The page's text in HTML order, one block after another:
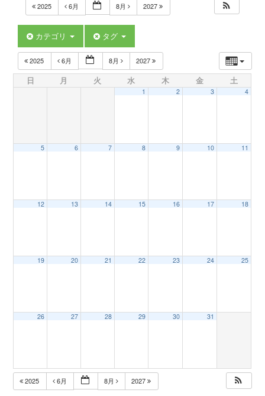
t
i
2025 6月 8月 2027
カテゴリ タグ
2025 6月 8月 2027
日 月 火 水 木 金 土
1 2 3 4
5 6 7 8 9 10 11
12 13 14 15 16 17 18
19 20 21 22 23 24 25
26 27 28 29 30 31
2025 6月 8月 2027